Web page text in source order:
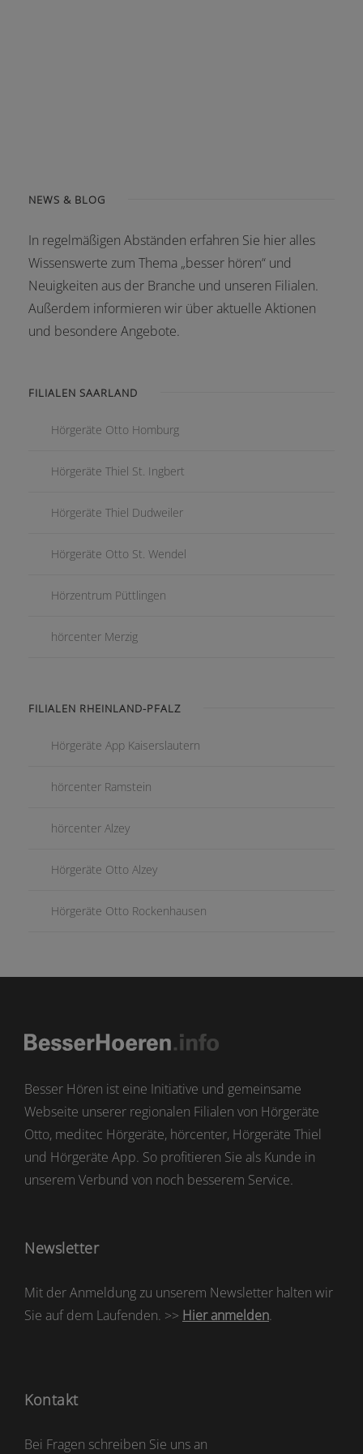
NEWS & BLOG
In regelmäßigen Abständen erfahren Sie hier alles
Wissenswerte zum Thema „besser hören“ und
Neuigkeiten aus der Branche und unseren Filialen.
Außerdem informieren wir über aktuelle Aktionen
und besondere Angebote.
FILIALEN SAARLAND
Hörgeräte Otto Homburg
Hörgeräte Thiel St. Ingbert
Hörgeräte Thiel Dudweiler
Hörgeräte Otto St. Wendel
Hörzentrum Püttlingen
hörcenter Merzig
FILIALEN RHEINLAND-PFALZ
Hörgeräte App Kaiserslautern
hörcenter Ramstein
hörcenter Alzey
Hörgeräte Otto Alzey
Hörgeräte Otto Rockenhausen
Besser Hören ist eine Initiative und gemeinsame
Webseite unserer regionalen Filialen von Hörgeräte
Otto, meditec Hörgeräte, hörcenter, Hörgeräte Thiel
und Hörgeräte App. So profitieren Sie als Kunde in
unserem Verbund von noch besserem Service.
Newsletter
Mit der Anmeldung zu unserem Newsletter halten wir
Sie auf dem Laufenden. >> Hier anmelden.
Kontakt
Bei Fragen schreiben Sie uns an